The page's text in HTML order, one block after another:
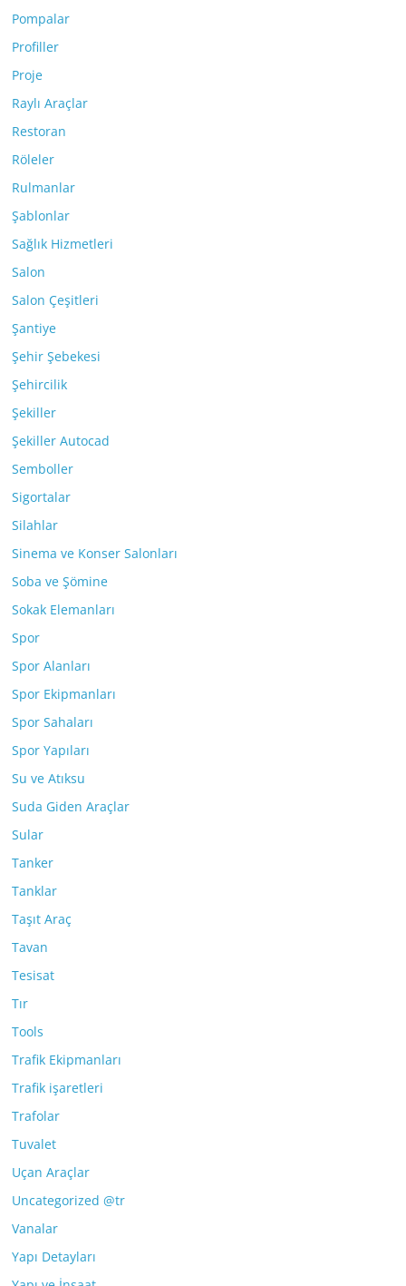
Pompalar
Profiller
Proje
Raylı Araçlar
Restoran
Röleler
Rulmanlar
Şablonlar
Sağlık Hizmetleri
Salon
Salon Çeşitleri
Şantiye
Şehir Şebekesi
Şehircilik
Şekiller
Şekiller Autocad
Semboller
Sigortalar
Silahlar
Sinema ve Konser Salonları
Soba ve Şömine
Sokak Elemanları
Spor
Spor Alanları
Spor Ekipmanları
Spor Sahaları
Spor Yapıları
Su ve Atıksu
Suda Giden Araçlar
Sular
Tanker
Tanklar
Taşıt Araç
Tavan
Tesisat
Tır
Tools
Trafik Ekipmanları
Trafik işaretleri
Trafolar
Tuvalet
Uçan Araçlar
Uncategorized @tr
Vanalar
Yapı Detayları